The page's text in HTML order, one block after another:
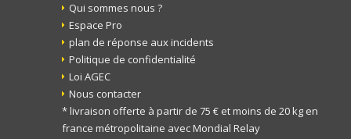
Qui sommes nous ?
Espace Pro
plan de réponse aux incidents
Politique de confidentialité
Loi AGEC
Nous contacter
* livraison offerte à partir de 75 € et moins de 20 kg en
france métropolitaine avec Mondial Relay